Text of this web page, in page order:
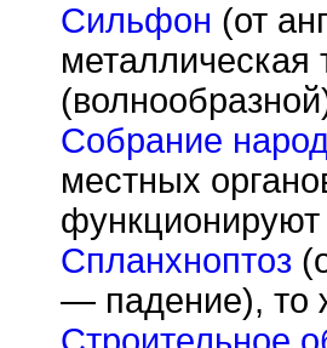
Сильфон (от
металлическая
Собрание
местных
функционируют
Спланхноптоз
— падение), то